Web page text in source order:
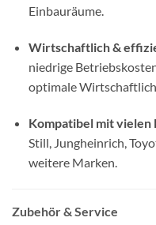
Einbauräume.
Wirtschaftlich &
niedrige
optimale
Kompatibel mit
Still, Jungheinrich,
weitere Marken.
Zubehör & Service